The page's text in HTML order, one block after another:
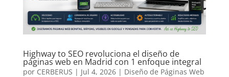
Highway to SEO revoluciona el diseño de
páginas web en Madrid con 1 enfoque integral
por CERBERUS | Jul 4, 2026| Diseño de Páginas Web